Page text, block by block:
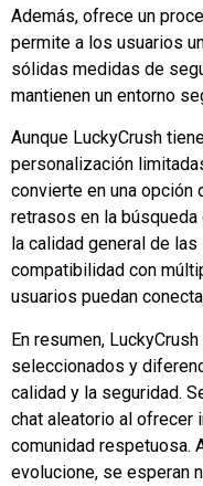
Además, ofrece un
permite a los usuarios
sólidas medidas de
mantienen un entorno
Aunque LuckyCrush
personalización
convierte en una opción
retrasos en la
la calidad general de
compatibilidad con
usuarios puedan
En resumen,
seleccionados y
calidad y la seguridad.
chat aleatorio al ofrecer
comunidad respetuosa.
evolucione, se esperan